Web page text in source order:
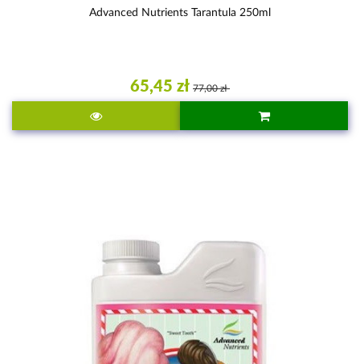
Advanced Nutrients Tarantula 250ml
65,45 zł 77,00 zł